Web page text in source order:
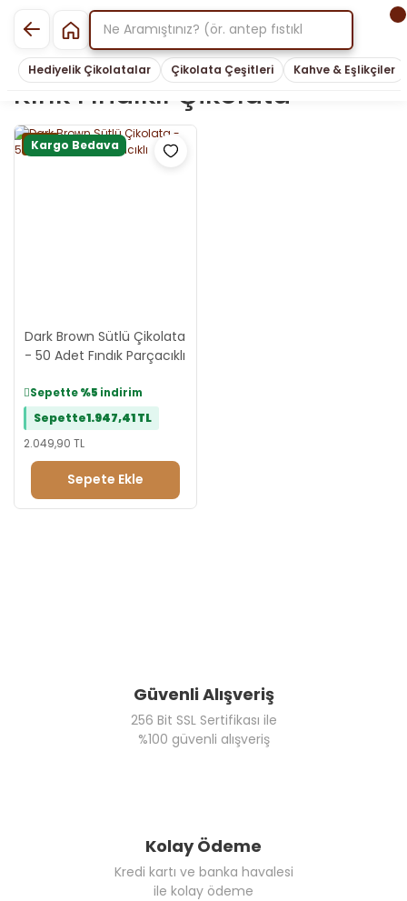
Hediyelik Çikolatalar Çikolata Çeşitleri Kahve & Eşlikçiler
Kırık Fındıklı Çikolata
Kargo Bedava
Yeni
Dark Brown Sütlü Çikolata
- 50 Adet Fındık Parçacıklı
Sepette%5 indirim
Sepette1.947,41 TL
2.049,90 TL
Sepete Ekle
Güvenli Alışveriş
256 Bit SSL Sertifikası ile
%100 güvenli alışveriş
Kolay Ödeme
Kredi kartı ve banka havalesi
ile kolay ödeme